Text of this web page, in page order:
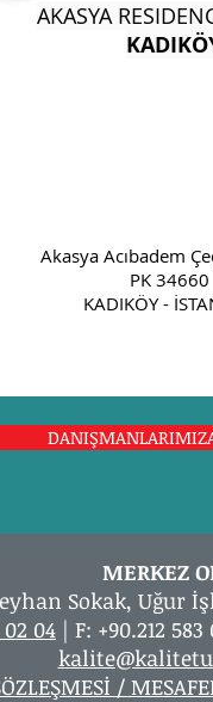
AKASYA
Akasya Acıbadem
PK 34660
KADIKÖY -
MERKEZ
Sokak, Uğur
02 04 | F: +90.212
/